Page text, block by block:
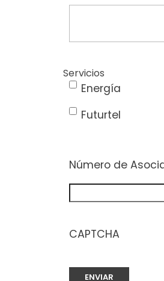
Servicios
Energía
Futurtel
Número de
CAPTCHA